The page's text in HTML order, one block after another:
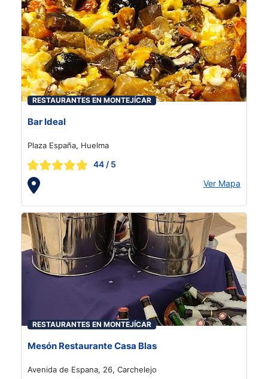
RESTAURANTES EN MONTEJÍCAR
Bar Ideal
Plaza España, Huelma
44 / 5
Ver Mapa
RESTAURANTES EN MONTEJÍCAR
Mesón Restaurante Casa Blas
Avenida de Espana, 26, Carchelejo